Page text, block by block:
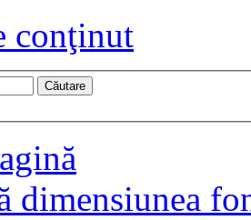
conţinut
dimensiunea